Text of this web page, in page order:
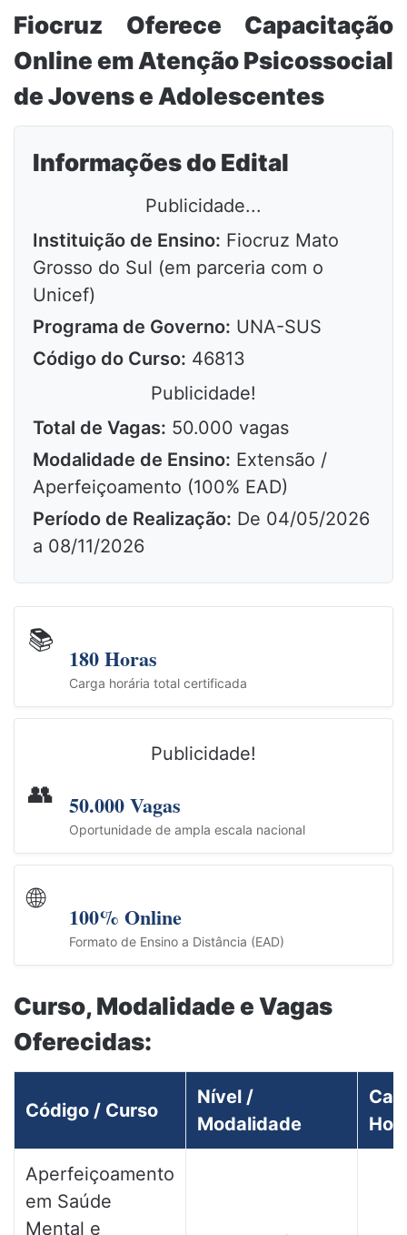
Fiocruz Oferece Capacitação
Online em Atenção Psicossocial
de Jovens e Adolescentes
Informações do Edital
Publicidade...
Instituição de Ensino: Fiocruz Mato
Grosso do Sul (em parceria com o
Unicef)
Programa de Governo: UNA-SUS
Código do Curso: 46813
Publicidade!
Total de Vagas: 50.000 vagas
Modalidade de Ensino: Extensão /
Aperfeiçoamento (100% EAD)
Período de Realização: De 04/05/2026
a 08/11/2026
📚
180 Horas
Carga horária total certificada
Publicidade!
👥 50.000 Vagas
Oportunidade de ampla escala nacional
🌐
100% Online
Formato de Ensino a Distância (EAD)
Curso, Modalidade e Vagas
Oferecidas:
Código / Curso
Nível /
Modalidade
Aperfeiçoamento
em Saúde
Mental e